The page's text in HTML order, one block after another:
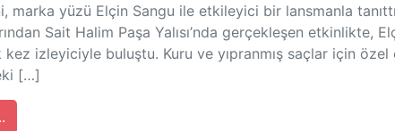
marka yüzü Elçin Sangu ile etkileyici bir lansmanla
Sait Halim Paşa Yalısı’nda gerçekleşen etkinlikte,
izleyiciyle buluştu. Kuru ve yıpranmış saçlar için
[…]